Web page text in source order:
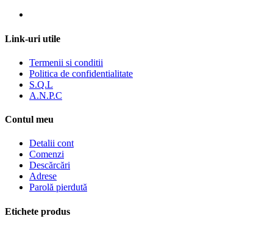
Link-uri utile
Termenii si conditii
Politica de confidentialitate
S.Q.L
A.N.P.C
Contul meu
Detalii cont
Comenzi
Descărcări
Adrese
Parolă pierdută
Etichete produs